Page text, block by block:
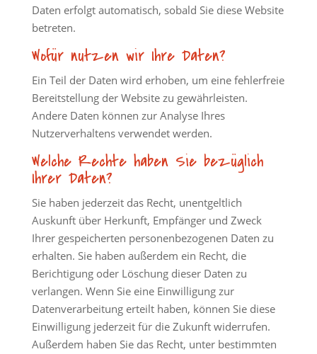
Daten erfolgt automatisch, sobald Sie diese Website
betreten.
Wofür nutzen wir Ihre Daten?
Ein Teil der Daten wird erhoben, um eine fehlerfreie
Bereitstellung der Website zu gewährleisten.
Andere Daten können zur Analyse Ihres
Nutzerverhaltens verwendet werden.
Welche Rechte haben Sie bezüglich
Ihrer Daten?
Sie haben jederzeit das Recht, unentgeltlich
Auskunft über Herkunft, Empfänger und Zweck
Ihrer gespeicherten personenbezogenen Daten zu
erhalten. Sie haben außerdem ein Recht, die
Berichtigung oder Löschung dieser Daten zu
verlangen. Wenn Sie eine Einwilligung zur
Datenverarbeitung erteilt haben, können Sie diese
Einwilligung jederzeit für die Zukunft widerrufen.
Außerdem haben Sie das Recht, unter bestimmten